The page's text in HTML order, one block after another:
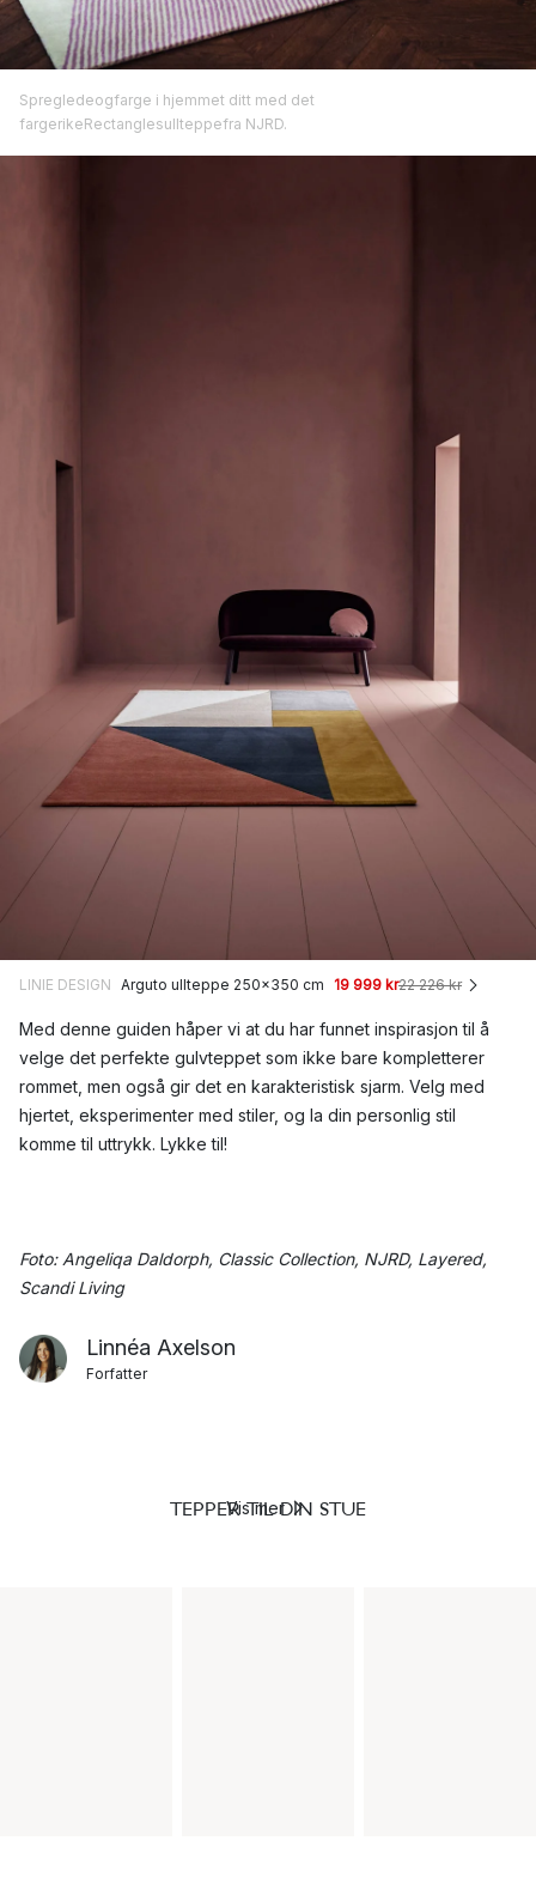
Spregledeogfarge i hjemmet ditt med det
fargerikeRectanglesullteppefra NJRD.
LINIE DESIGN Arguto ullteppe 250x350 cm 19 999 kr22 226 kr
Med denne guiden håper vi at du har funnet inspirasjon til å
velge det perfekte gulvteppet som ikke bare kompletterer
rommet, men også gir det en karakteristisk sjarm. Velg med
hjertet, eksperimenter med stiler, og la din personlig stil
komme til uttrykk. Lykke til!
Foto: Angeliqa Daldorph, Classic Collection, NJRD, Layered,
Scandi Living
Linnéa Axelson
Forfatter
TEPPER TIL DIN STUE
Vis mer